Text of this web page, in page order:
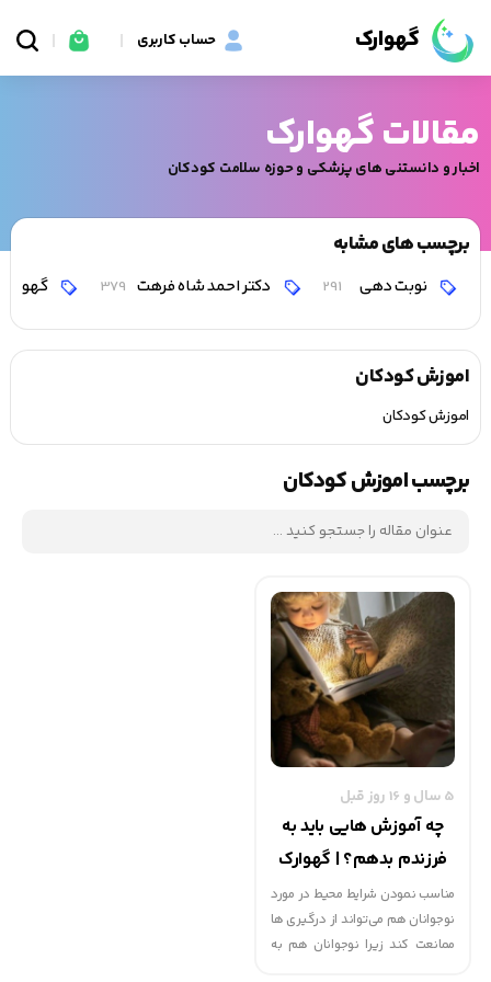
گهوارک حساب کاربری
مقالات گهوارک
اخبار و دانستنی های پزشکی و حوزه سلامت کودکان
برچسب های مشابه
نوبت دهی 291 دکتر احمد شاه فرهت 379 گهوارک
اموزش کودکان
اموزش کودکان
برچسب اموزش کودکان
5 سال و 16 روز قبل
چه آموزش هایی باید به
فرزندم بدهم؟ | گهوارک
مناسب نمودن شرایط محیط در مورد
نوجوانان هم می‌تواند از درگیری ها
ممانعت کند زیرا نوجوانان هم به